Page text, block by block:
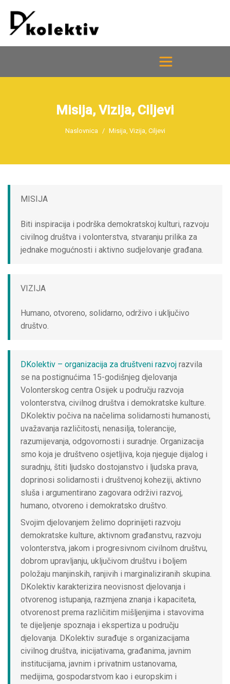
Misija, Vizija, Ciljevi
Naslovnica Misija, Vizija, Ciljevi
MISIJA
Biti inspiracija i podrška demokratskoj kulturi, razvoju
civilnog društva i volonterstva, stvaranju prilika za
jednake mogućnosti i aktivno sudjelovanje građana.
VIZIJA
Humano, otvoreno, solidarno, održivo i uključivo
društvo.
DKolektiv – organizacija za društveni razvoj razvila
se na postignućima 15-godišnjeg djelovanja
Volonterskog centra Osijek u području razvoja
volonterstva, civilnog društva i demokratske kulture.
DKolektiv počiva na načelima solidarnosti humanosti,
uvažavanja različitosti, nenasilja, tolerancije,
razumijevanja, odgovornosti i suradnje. Organizacija
smo koja je društveno osjetljiva, koja njeguje dijalog i
suradnju, štiti ljudsko dostojanstvo i ljudska prava,
doprinosi solidarnosti i društvenoj koheziji, aktivno
sluša i argumentirano zagovara održivi razvoj,
humano, otvoreno i demokratsko društvo.
Svojim djelovanjem želimo doprinijeti razvoju
demokratske kulture, aktivnom građanstvu, razvoju
volonterstva, jakom i progresivnom civilnom društvu,
dobrom upravljanju, uključivom društvu i boljem
položaju manjinskih, ranjivih i marginaliziranih skupina.
DKolektiv karakterizira neovisnost djelovanja i
otvorenog istupanja, razmjena znanja i kapaciteta,
otvorenost prema različitim mišljenjima i stavovima
te dijeljenje spoznaja i ekspertiza u području
djelovanja. DKolektiv surađuje s organizacijama
civilnog društva, inicijativama, građanima, javnim
institucijama, javnim i privatnim ustanovama,
medijima, gospodarstvom kao i europskim i